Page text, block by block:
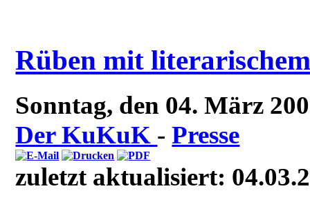
Rüben mit
Sonntag, den 04. März
Der KuKuK -Presse
zuletzt aktualisiert: